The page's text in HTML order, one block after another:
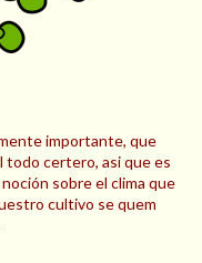
importante, que
todo certero, asi que es
sobre el clima que
cultivo se quem